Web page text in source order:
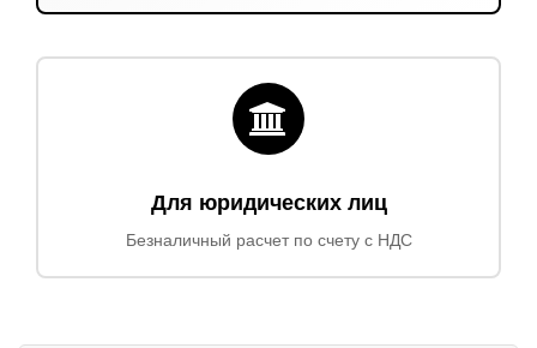
Для юридических лиц
Безналичный расчет по счету с НДС